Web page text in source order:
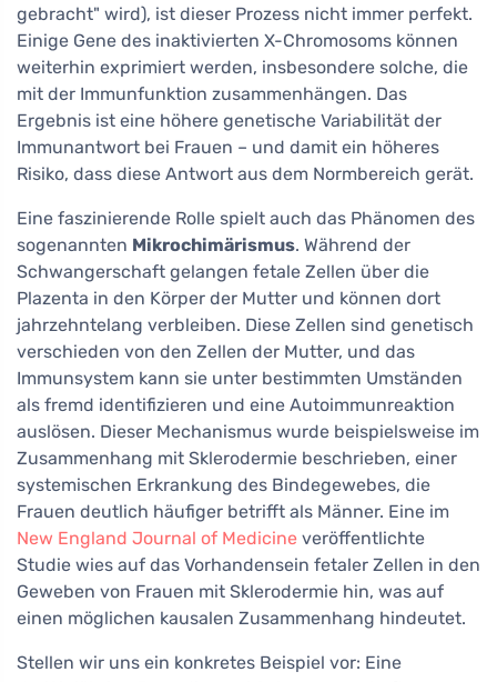
gebracht" wird), ist dieser Prozess nicht immer perfekt.
Einige Gene des inaktivierten X-Chromosoms können
weiterhin exprimiert werden, insbesondere solche, die
mit der Immunfunktion zusammenhängen. Das
Ergebnis ist eine höhere genetische Variabilität der
Immunantwort bei Frauen – und damit ein höheres
Risiko, dass diese Antwort aus dem Normbereich gerät.
Eine faszinierende Rolle spielt auch das Phänomen des
sogenannten Mikrochimärismus. Während der
Schwangerschaft gelangen fetale Zellen über die
Plazenta in den Körper der Mutter und können dort
jahrzehntelang verbleiben. Diese Zellen sind genetisch
verschieden von den Zellen der Mutter, und das
Immunsystem kann sie unter bestimmten Umständen
als fremd identifizieren und eine Autoimmunreaktion
auslösen. Dieser Mechanismus wurde beispielsweise im
Zusammenhang mit Sklerodermie beschrieben, einer
systemischen Erkrankung des Bindegewebes, die
Frauen deutlich häufiger betrifft als Männer. Eine im
New England Journal of Medicine veröffentlichte
Studie wies auf das Vorhandensein fetaler Zellen in den
Geweben von Frauen mit Sklerodermie hin, was auf
einen möglichen kausalen Zusammenhang hindeutet.
Stellen wir uns ein konkretes Beispiel vor: Eine